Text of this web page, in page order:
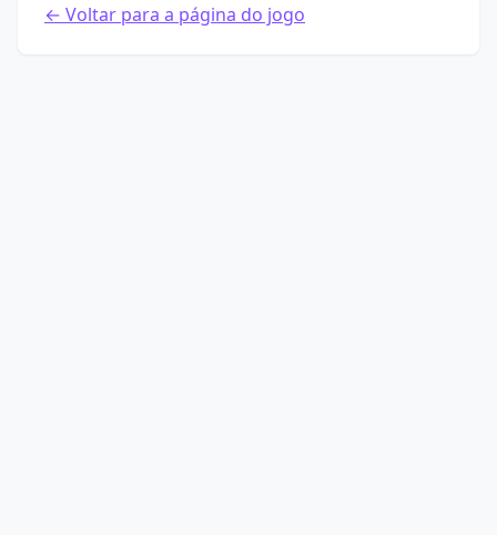
← Voltar para a página do jogo